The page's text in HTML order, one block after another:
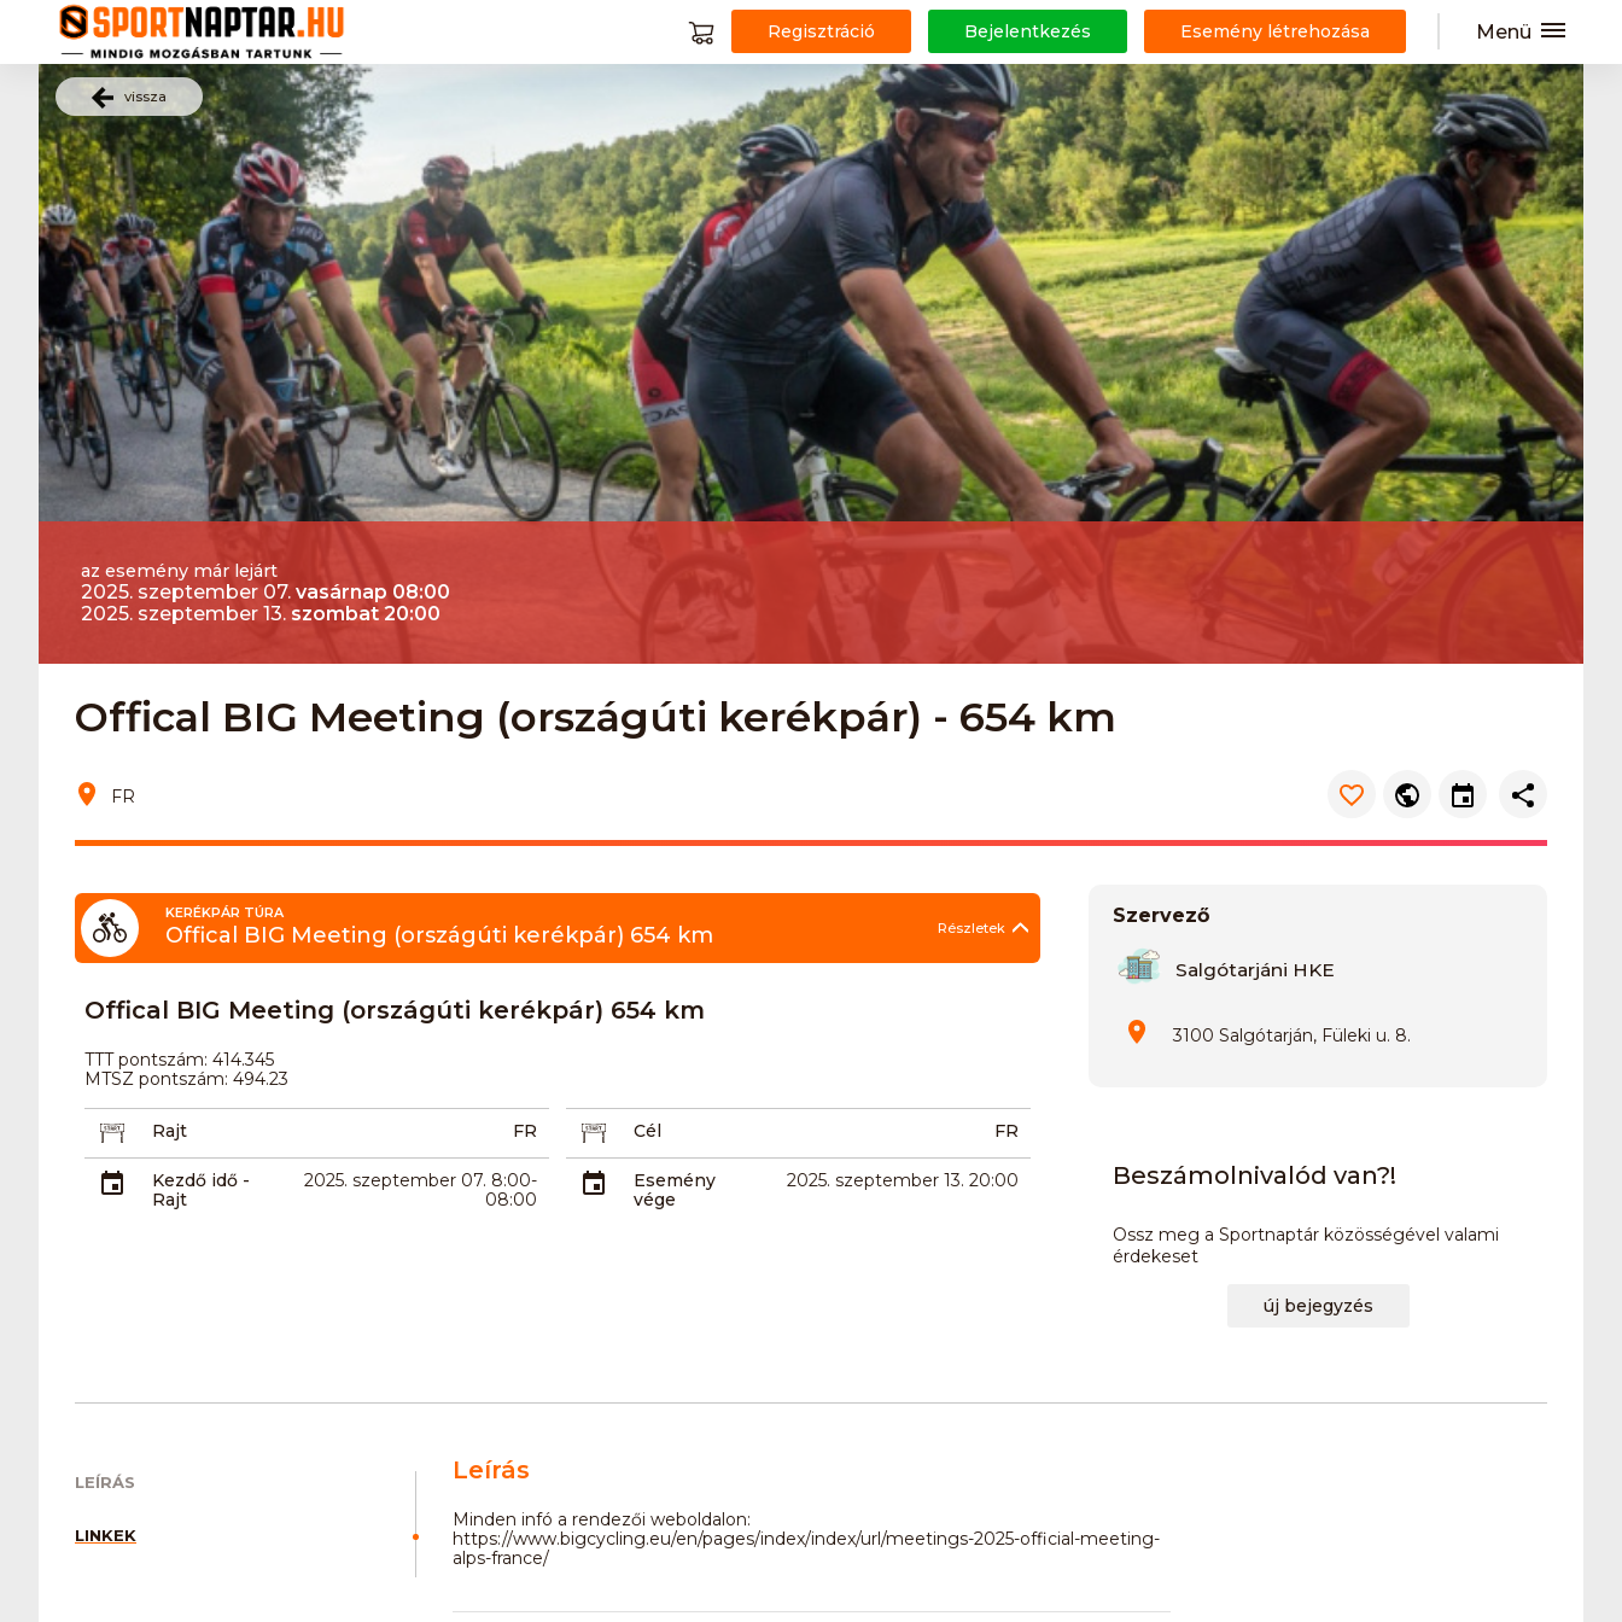
Regisztráció Bejelentkezés Esemény létrehozása Menü
vissza
az esemény már lejárt
2025. szeptember 07. vasárnap 08:00
2025. szeptember 13. szombat 20:00
Offical BIG Meeting (országúti kerékpár) - 654 km
FR
KERÉKPÁR TÚRA
Offical BIG Meeting (országúti kerékpár) 654 km Részletek
Offical BIG Meeting (országúti kerékpár) 654 km
TTT pontszám: 414.345
MTSZ pontszám: 494.23
Rajt FR Cél FR
Kezdő idő -
Rajt
2025. szeptember 07. 8:00-
08:00
Esemény
vége
2025. szeptember 13. 20:00
Szervező
Salgótarjáni HKE
3100 Salgótarján, Füleki u. 8.
Beszámolnivalód van?!
Ossz meg a Sportnaptár közösségével valami
érdekeset
új bejegyzés
LEÍRÁS
LINKEK
Leírás
Minden infó a rendezői weboldalon:
https://www.bigcycling.eu/en/pages/index/index/url/meetings-2025-official-meeting-
alps-france/